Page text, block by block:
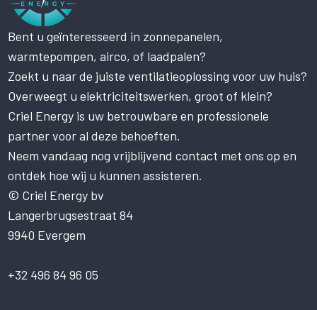
Bent u geïnteresseerd in zonnepanelen,
warmtepompen, airco, of laadpalen?
Zoekt u naar de juiste ventilatieoplossing voor uw huis?
Overweegt u elektriciteitswerken, groot of klein?
Criel Energy is uw betrouwbare en professionele
partner voor al deze behoeften.
Neem vandaag nog vrijblijvend contact met ons op en
ontdek hoe wij u kunnen assisteren.
© Criel Energy bv
Langerbrugsestraat 84
9940 Evergem
+32 496 84 96 05
Deze website maakt gebruik
van cookies.
Deze website gebruikt cookies om uw
gebruikerservaring te verbeteren. Door
onze website te gebruiken, stemt u in met
alle cookies in overeenstemming met ons
Cookiebeleid.Lees verder
STRIKT NOODZAKELIJK
PRESTATIE
TARGETING
FUNCTIONEEL
NIET-GECLASSIFICEERD